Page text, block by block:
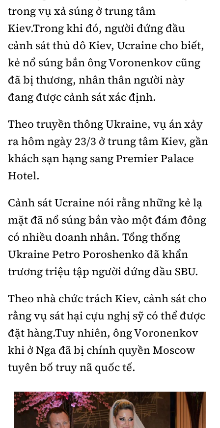
Nhà thầu
Mời thầu - Đấu thầu
Thi viết về GTVT
Gương sáng giao thông
Âm nhạc
Hậu trường sao
360 độ thể thao
Sản phẩm mới
Tư vấn
Thế giới
Thời sự Quốc tế
Hồ sơ tài liệu
Thế giới giao thông
Thế giới xây dựng
Đi ++
Du lịch
Khám phá
Lối sống
Ẩm thực
Video
Thời sự
Camera giao thông
Câu chuyện giao thông
Cơ quan chủ quản: Bộ Xây dựng
Giấy phép số: 03/GP-BVHTTDL, cấp ngày 1/4/2025.
Hà Nội.
Tổng biên tập:Nguyễn Thị Hồng Nga
Phó Tổng biên tập:Nguyễn Sơn Tùng,
Nguyễn Đức Thắng, La Đức Hùng
Hotline:
Quảng cáo và Phát hành:
Email: bandoc@baoxaydung.vn
Cấm sao chép dưới mọi hình thức nếu không có sự
chấp thuận bằng văn bản.
Thông tin tòa
soạn
trong vụ xả súng ở trung tâm
Kiev.Trong khi đó, người đứng đầu
cảnh sát thủ đô Kiev, Ucraine cho biết,
kẻ nổ súng bắn ông Voronenkov cũng
đã bị thương, nhân thân người này
đang được cảnh sát xác định.
Theo truyền thông Ukraine, vụ án xảy
ra hôm ngày 23/3 ở trung tâm Kiev, gần
khách sạn hạng sang Premier Palace
Hotel.
Cảnh sát Ucraine nói rằng những kẻ lạ
mặt đã nổ súng bắn vào một đám đông
có nhiều doanh nhân. Tổng thống
Ukraine Petro Poroshenko đã khẩn
trương triệu tập người đứng đầu SBU.
Theo nhà chức trách Kiev, cảnh sát cho
rằng vụ sát hại cựu nghị sỹ có thể được
đặt hàng.Tuy nhiên, ông Voronenkov
khi ở Nga đã bị chính quyền Moscow
tuyên bố truy nã quốc tế.